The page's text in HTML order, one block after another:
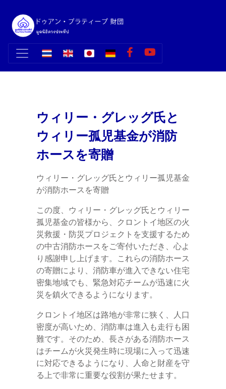
ウィリー・グレッグ氏と
ウィリー孤児基金が消防
ホースを寄贈
ウィリー・グレッグ氏とウィリー孤児基金
が消防ホースを寄贈
この度、ウィリー・グレッグ氏とウィリー
孤児基金の皆様から、クロントイ地区の火
災救援・防災プロジェクトを支援するため
の中古消防ホースをご寄付いただき、心よ
り感謝申し上げます。これらの消防ホース
の寄贈により、消防車が進入できない住宅
密集地域でも、緊急対応チームが迅速に火
災を鎮火できるようになります。
クロントイ地区は路地が非常に狭く、人口
密度が高いため、消防車は進入も走行も困
難です。そのため、長さがある消防ホース
はチームが火災発生時に現場に入って迅速
に対応できるようになり、人命と財産を守
る上で非常に重要な役割が果たせます。